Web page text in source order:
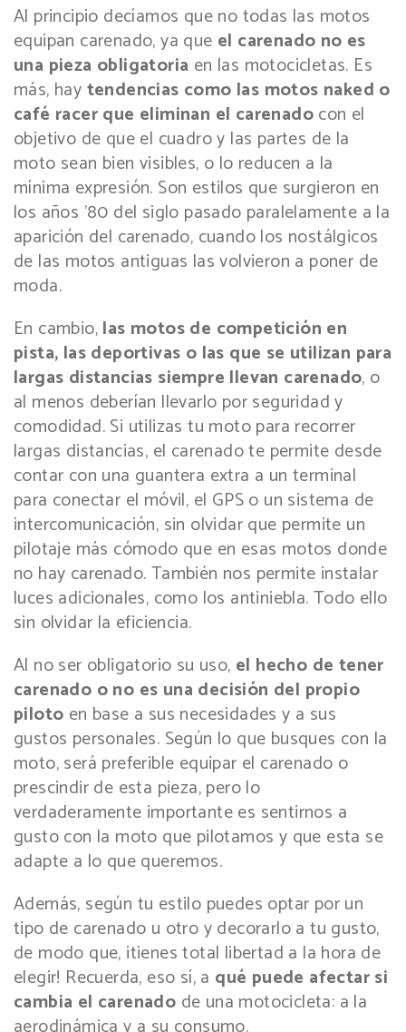
Al principio decíamos que no todas las motos
equipan carenado, ya que el carenado no es
una pieza obligatoria en las motocicletas. Es
más, haytendencias como las motos naked o
café racer que eliminan el carenadocon el
objetivo de que el cuadro y las partes de la
moto sean bien visibles, o lo reducen a la
mínima expresión. Son estilos que surgieron en
los años ’80 del siglo pasado paralelamente a la
aparición del carenado, cuando los nostálgicos
de las motos antiguas las volvieron a poner de
moda.
En cambio,las motos de competición en
pista, las deportivas o las que se utilizan para
largas distancias siempre llevan carenado, o
al menos deberían llevarlo por seguridad y
comodidad. Si utilizas tu moto para recorrer
largas distancias, el carenado te permite desde
contar con una guantera extra a un terminal
para conectar el móvil, el GPS o un sistema de
intercomunicación, sin olvidar que permite un
pilotaje más cómodo que en esas motos donde
no hay carenado. También nos permite instalar
luces adicionales, como los antiniebla. Todo ello
sin olvidar la eficiencia.
Al no ser obligatorio su uso, el hecho de tener
carenado o no es una decisión del propio
piloto en base a sus necesidades y a sus
gustos personales. Según lo que busques con la
moto, será preferible equipar el carenado o
prescindir de esta pieza, pero lo
verdaderamente importante es sentirnos a
gusto con la moto que pilotamos y que esta se
adapte a lo que queremos.
Además, según tu estilo puedes optar por un
tipo de carenado u otro y decorarlo a tu gusto,
de modo que, ¡tienes total libertad a la hora de
elegir! Recuerda, eso sí, a qué puede afectar si
cambia el carenado de una motocicleta: a la